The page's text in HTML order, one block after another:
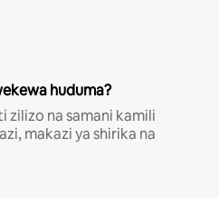
huduma?
zilizo na samani kamili
makazi ya shirika na